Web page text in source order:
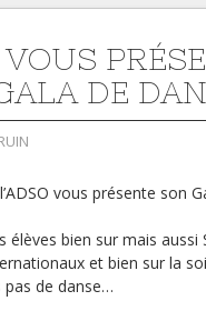
VOUS
DE
vous présente son
bien sur mais aussi
et bien sur la
pas de danse…